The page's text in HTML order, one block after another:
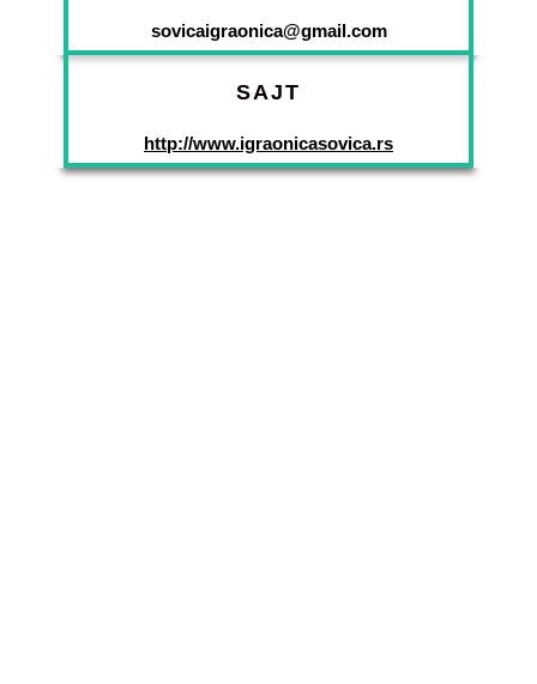
sovicaigraonica@gmail.com
SAJT
http://www.igraonicasovica.rs